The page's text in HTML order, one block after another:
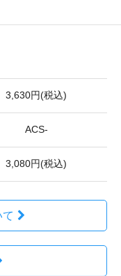
3,630円(税込)
ACS-
3,080円(税込)